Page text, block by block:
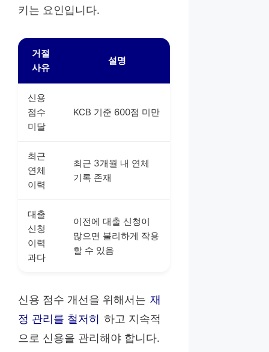
키는 요인입니다.
거절
사유
설명
신용
점수
미달
KCB 기준 600점 미만
최근
연체
이력
최근 3개월 내 연체
기록 존재
대출
신청
이력
과다
이전에 대출 신청이
많으면 불리하게 작용
할 수 있음
신용 점수 개선을 위해서는 재
정 관리를 철저히 하고 지속적
으로 신용을 관리해야 합니다.